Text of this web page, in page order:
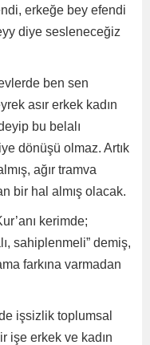
erkeğe bey efendi
diye sesleneceğiz
ben sen
asır erkek kadın
bu belalı
dönüşü olmaz. Artık
ağır tramva
bir hal almış olacak.
kerimde;
sahiplenmeli” demiş,
farkına varmadan
işsizlik toplumsal
işe erkek ve kadın